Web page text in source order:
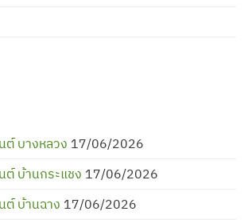
ต์ บางหลวง 17/06/2026
ต์ บ้านกระแชง 17/06/2026
ต์ บ้านฉาง 17/06/2026